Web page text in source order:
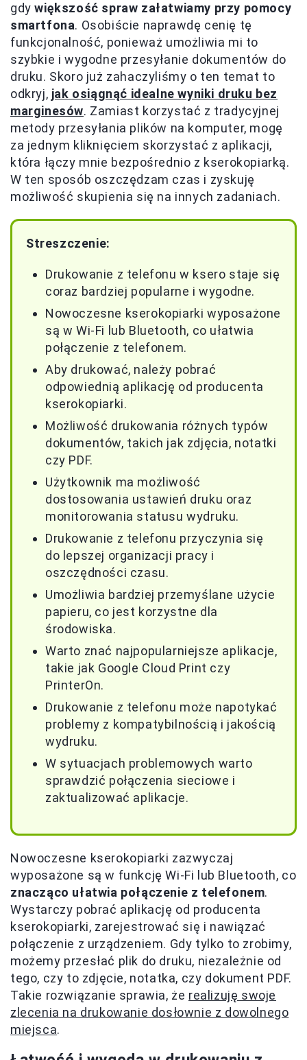
gdywiększość spraw załatwiamy przy pomocy
smartfona. Osobiście naprawdę cenię tę
funkcjonalność, ponieważ umożliwia mi to
szybkie i wygodne przesyłanie dokumentów do
druku. Skoro już zahaczyliśmy o ten temat to
odkryj, jak osiągnąć idealne wyniki druku bez
marginesów. Zamiast korzystać z tradycyjnej
metody przesyłania plików na komputer, mogę
za jednym kliknięciem skorzystać z aplikacji,
która łączy mnie bezpośrednio z kserokopiarką.
W ten sposób oszczędzam czas i zyskuję
możliwość skupienia się na innych zadaniach.
Streszczenie:
Drukowanie z telefonu w ksero staje się
coraz bardziej popularne i wygodne.
Nowoczesne kserokopiarki wyposażone
są w Wi-Fi lub Bluetooth, co ułatwia
połączenie z telefonem.
Aby drukować, należy pobrać
odpowiednią aplikację od producenta
kserokopiarki.
Możliwość drukowania różnych typów
dokumentów, takich jak zdjęcia, notatki
czy PDF.
Użytkownik ma możliwość
dostosowania ustawień druku oraz
monitorowania statusu wydruku.
Drukowanie z telefonu przyczynia się
do lepszej organizacji pracy i
oszczędności czasu.
Umożliwia bardziej przemyślane użycie
papieru, co jest korzystne dla
środowiska.
Warto znać najpopularniejsze aplikacje,
takie jak Google Cloud Print czy
PrinterOn.
Drukowanie z telefonu może napotykać
problemy z kompatybilnością i jakością
wydruku.
W sytuacjach problemowych warto
sprawdzić połączenia sieciowe i
zaktualizować aplikacje.
Nowoczesne kserokopiarki zazwyczaj
wyposażone są w funkcję Wi-Fi lub Bluetooth, co
znacząco ułatwia połączenie z telefonem.
Wystarczy pobrać aplikację od producenta
kserokopiarki, zarejestrować się i nawiązać
połączenie z urządzeniem. Gdy tylko to zrobimy,
możemy przesłać plik do druku, niezależnie od
tego, czy to zdjęcie, notatka, czy dokument PDF.
Takie rozwiązanie sprawia, że realizuję swoje
zlecenia na drukowanie dosłownie z dowolnego
miejsca.